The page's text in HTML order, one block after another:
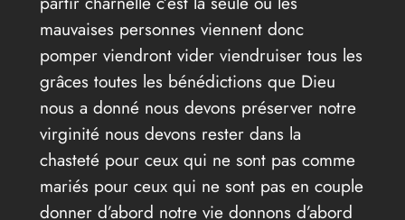
mauvaises personnes viennent donc
pomper viendront vider viendruiser tous les
grâces toutes les bénédictions que Dieu
nous a donné nous devons préserver notre
virginité nous devons rester dans la
chasteté pour ceux qui ne sont pas comme
mariés pour ceux qui ne sont pas en couple
donner d’abord notre vie donnons d’abord